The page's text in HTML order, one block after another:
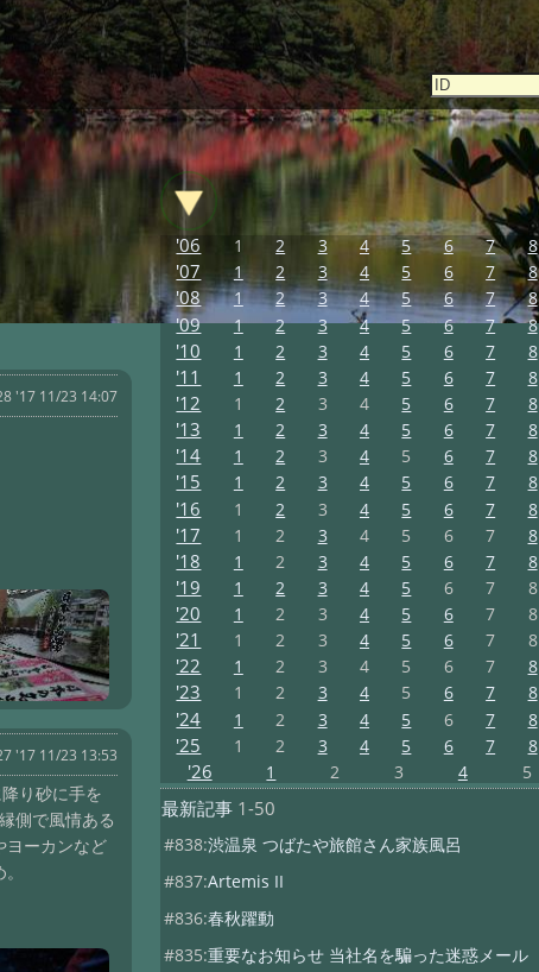
'17 11/23 14:07
'17 11/23 13:53
り砂に手を
側で風情ある
ヨーカンなど
'06 1 2 3 4 5 6 7 8
'07 1 2 3 4 5 6 7 8
'08 1 2 3 4 5 6 7 8
'09 1 2 3 4 5 6 7 8
'10 1 2 3 4 5 6 7 8
'11 1 2 3 4 5 6 7 8
'12 1 2 3 4 5 6 7 8
'13 1 2 3 4 5 6 7 8
'14 1 2 3 4 5 6 7 8
'15 1 2 3 4 5 6 7 8
'16 1 2 3 4 5 6 7 8
'17 1 2 3 4 5 6 7 8
'18 1 2 3 4 5 6 7 8
'19 1 2 3 4 5 6 7 8
'20 1 2 3 4 5 6 7 8
'21 1 2 3 4 5 6 7 8
'22 1 2 3 4 5 6 7 8
'23 1 2 3 4 5 6 7 8
'24 1 2 3 4 5 6 7 8
'25 1 2 3 4 5 6 7 8
'26 1 2 3 4 5
最新記事1-50
#838:渋温泉 つばたや旅館さん家族風呂
#837:Artemis II
#836:春秋躍動
#835:重要なお知らせ 当社名を騙った迷惑メール